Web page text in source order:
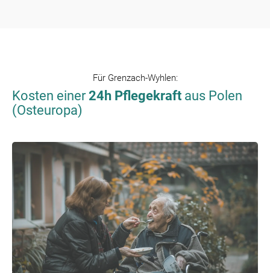
Für Grenzach-Wyhlen:
Kosten einer24h Pflegekraft aus Polen
(Osteuropa)